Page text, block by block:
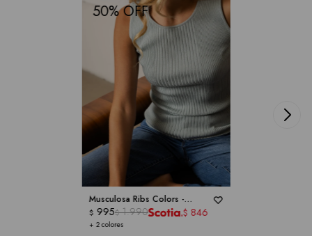
50
Musculosa Ribs Colors -
TAHARI
+ 2 colores
$ 995$ 1.990 $ 846